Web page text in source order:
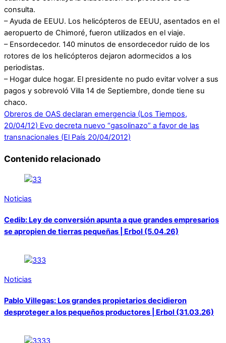
consulta.
– Ayuda de EEUU. Los helicópteros de EEUU, asentados en el
aeropuerto de Chimoré, fueron utilizados en el viaje.
– Ensordecedor. 140 minutos de ensordecedor ruido de los
rotores de los helicópteros dejaron adormecidos a los
periodistas.
– Hogar dulce hogar. El presidente no pudo evitar volver a sus
pagos y sobrevoló Villa 14 de Septiembre, donde tiene su
chaco.
Obreros de OAS declaran emergencia (Los Tiempos,
20/04/12) Evo decreta nuevo “gasolinazo” a favor de las
transnacionales (El País 20/04/2012)
Contenido relacionado
Noticias
Cedib: Ley de conversión apunta a que grandes empresarios
se apropien de tierras pequeñas | Erbol (5.04.26)
Noticias
Pablo Villegas: Los grandes propietarios decidieron
desproteger a los pequeños productores | Erbol (31.03.26)